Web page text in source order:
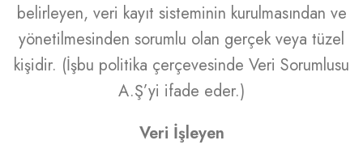
belirleyen, veri kayıt sisteminin kurulmasından ve
yönetilmesinden sorumlu olan gerçek veya tüzel
kişidir. (İşbu politika çerçevesinde Veri Sorumlusu
A.Ş’yi ifade eder.)
Veri İşleyen